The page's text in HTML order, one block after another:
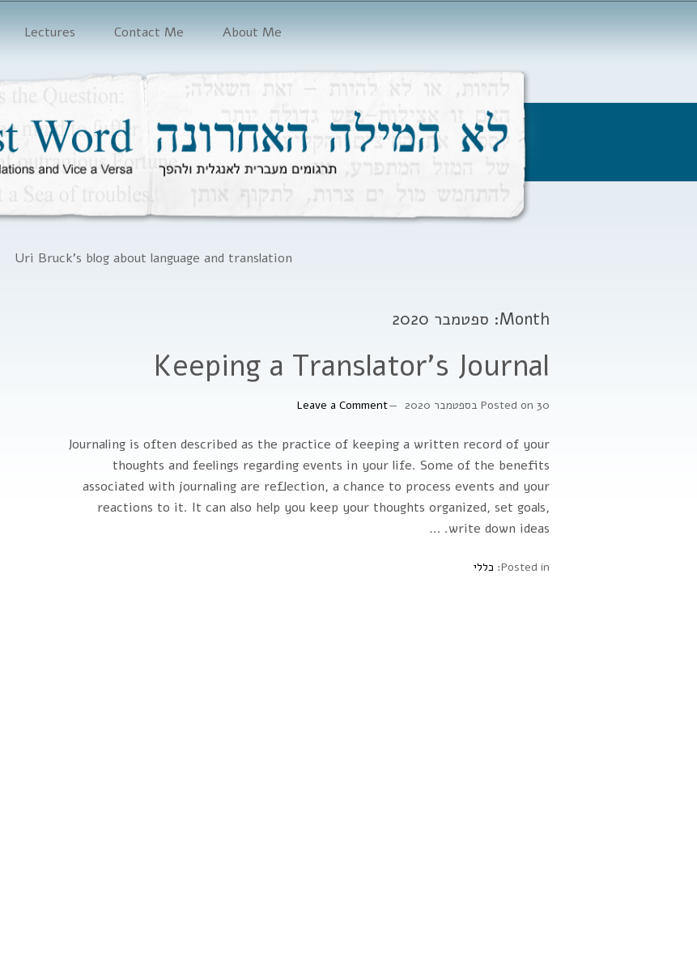
About Me
Contact Me
Lectures
Uri Bruck's blog about language and translation
Month: ספטמבר 2020
Keeping a Translator's Journal
Posted on 30 בספטמבר 2020 Leave a Comment
Journaling is often described as the practice of keeping a written record of your
thoughts and feelings regarding events in your life. Some of the benefits
associated with journaling are reflection, a chance to process events and your
reactions to it. It can also help you keep your thoughts organized, set goals,
write down ideas. …
Posted in: כללי